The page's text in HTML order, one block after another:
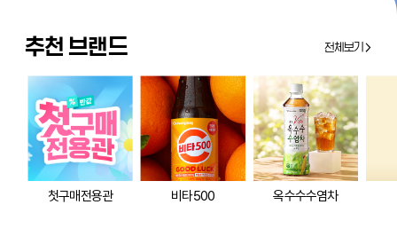
추천 브랜드 전체보기
첫구매전용관 비타500 옥수수수염차